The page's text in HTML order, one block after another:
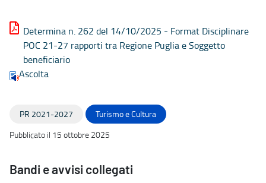
Determina n. 262 del 14/10/2025 - Format Disciplinare
POC 21-27 rapporti tra Regione Puglia e Soggetto
beneficiario
Ascolta
PR 2021-2027
Turismo e Cultura
Pubblicato il 15 ottobre 2025
Bandi e avvisi collegati